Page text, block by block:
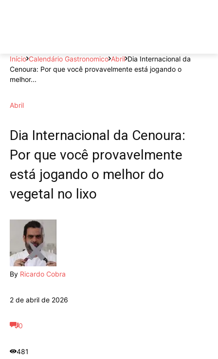
Início Calendário Gastronomico Abril Dia Internacional da
Cenoura: Por que você provavelmente está jogando o
melhor...
Abril
Dia Internacional da Cenoura:
Por que você provavelmente
está jogando o melhor do
vegetal no lixo
By Ricardo Cobra
2 de abril de 2026
0
481